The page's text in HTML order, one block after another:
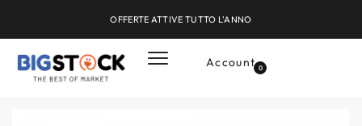
OFFERTE ATTIVE TUTTO L'ANNO
Account 0